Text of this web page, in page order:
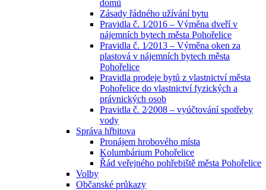
domů
Zásady řádného užívání bytu
Pravidla č. 1⁄2016 – Výměna dveří v
nájemních bytech města Pohořelice
Pravidla č. 1⁄2013 – Výměna oken za
plastová v nájemních bytech města
Pohořelice
Pravidla prodeje bytů z vlastnictví města
Pohořelice do vlastnictví fyzických a
právnických osob
Pravidla č. 2⁄2008 – vyúčtování spotřeby
vody
Správa hřbitova
Pronájem hrobového místa
Kolumbárium Pohořelice
Řád veřejného pohřebiště města Pohořelice
Volby
Občanské průkazy